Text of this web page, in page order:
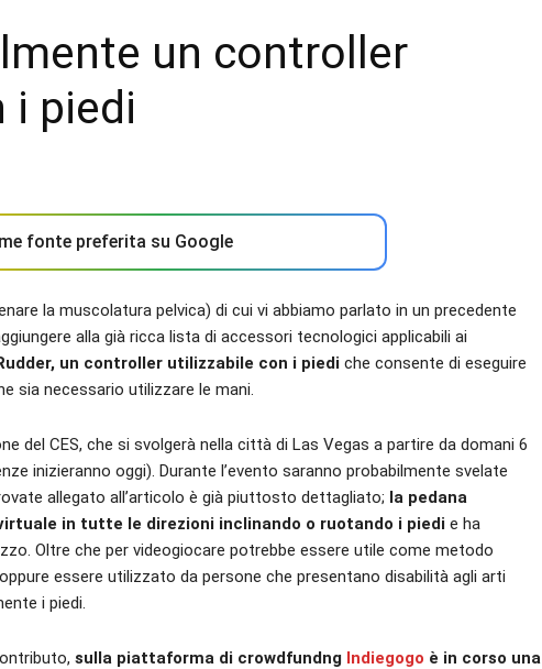
un controller
i piedi
fonte preferita su Google
la muscolatura pelvica) di cui vi abbiamo parlato in un precedente
alla già ricca lista di accessori tecnologici applicabili ai
un controller utilizzabile con i piedi che consente di eseguire
sia necessario utilizzare le mani.
del CES, che si svolgerà nella città di Las Vegas a partire da domani 6
inizieranno oggi). Durante l’evento saranno probabilmente svelate
allegato all’articolo è già piuttosto dettagliato; la pedana
in tutte le direzioni inclinando o ruotando i piedi e ha
Oltre che per videogiocare potrebbe essere utile come metodo
essere utilizzato da persone che presentano disabilità agli arti
i piedi.
sulla piattaforma di crowdfundng Indiegogo è in corso una